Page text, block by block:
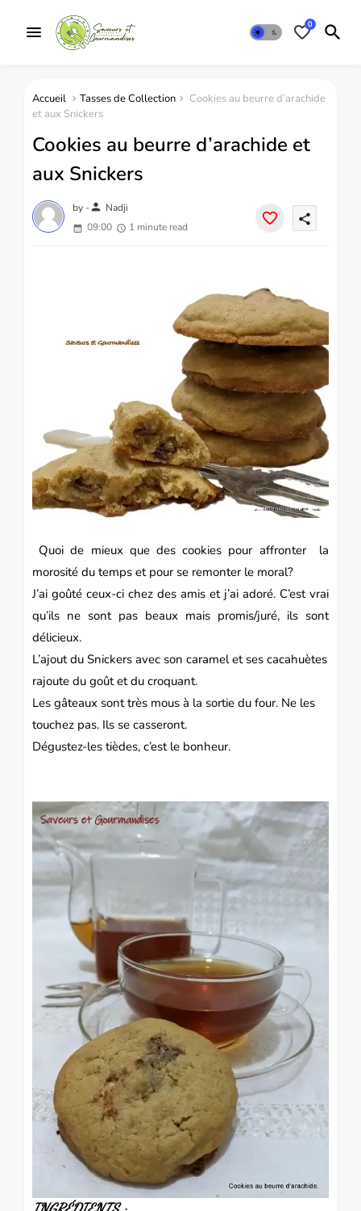
0
Accueil Tasses de Collection
Cookies au beurre d’arachide
et aux Snickers
Cookies au beurre d’arachide et
aux Snickers
by -person Nadji
09:00
1 minute read
share
Quoi de mieux que des cookies pour affronter la
morosité du temps et pour se remonter le moral?
J’ai goûté ceux-ci chez des amis et j’ai adoré. C’est vrai
qu’ils ne sont pas beaux mais promis/juré, ils sont
délicieux.
L’ajout du Snickers avec son caramel et ses cacahuètes
rajoute du goût et du croquant.
Les gâteaux sont très mous à la sortie du four. Ne les
touchez pas. Ils se casseront.
Dégustez-les tièdes, c’est le bonheur.